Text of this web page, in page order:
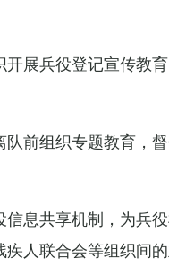
展兵役登记宣传教
前组织专题教育，
息共享机制，为兵
人联合会等组织间的